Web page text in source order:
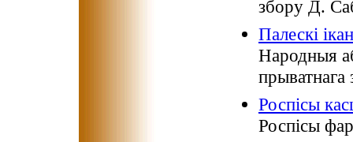
збору Д.
Палескі
Народныя
прыватнага
Роспісы
Роспісы